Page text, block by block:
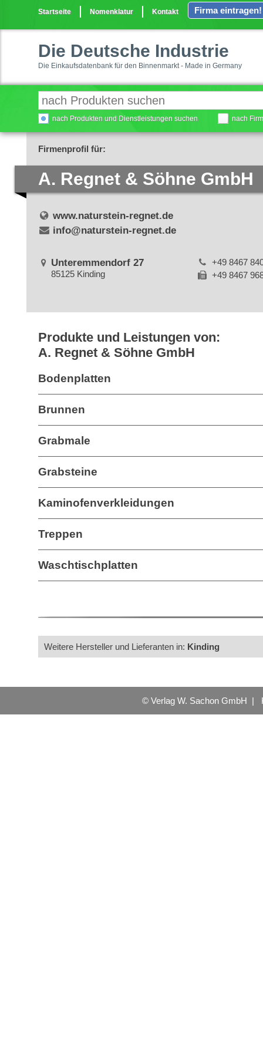
Startseite Nomenklatur Kontakt Firma eintragen!
Die Deutsche Industrie
Die Einkaufsdatenbank für den Binnenmarkt - Made in Germany
nach Produkten und Dienstleistungen suchen nach
Firmenprofil für:
A. Regnet & Söhne GmbH
www.naturstein-regnet.de
info@naturstein-regnet.de
Unteremmendorf 27
85125 Kinding
+49 8467
+49 8467
Produkte und Leistungen von:
A. Regnet & Söhne GmbH
Bodenplatten
Brunnen
Grabmale
Grabsteine
Kaminofenverkleidungen
Treppen
Waschtischplatten
Weitere Hersteller und Lieferanten in: Kinding
© Verlag W. Sachon GmbH |